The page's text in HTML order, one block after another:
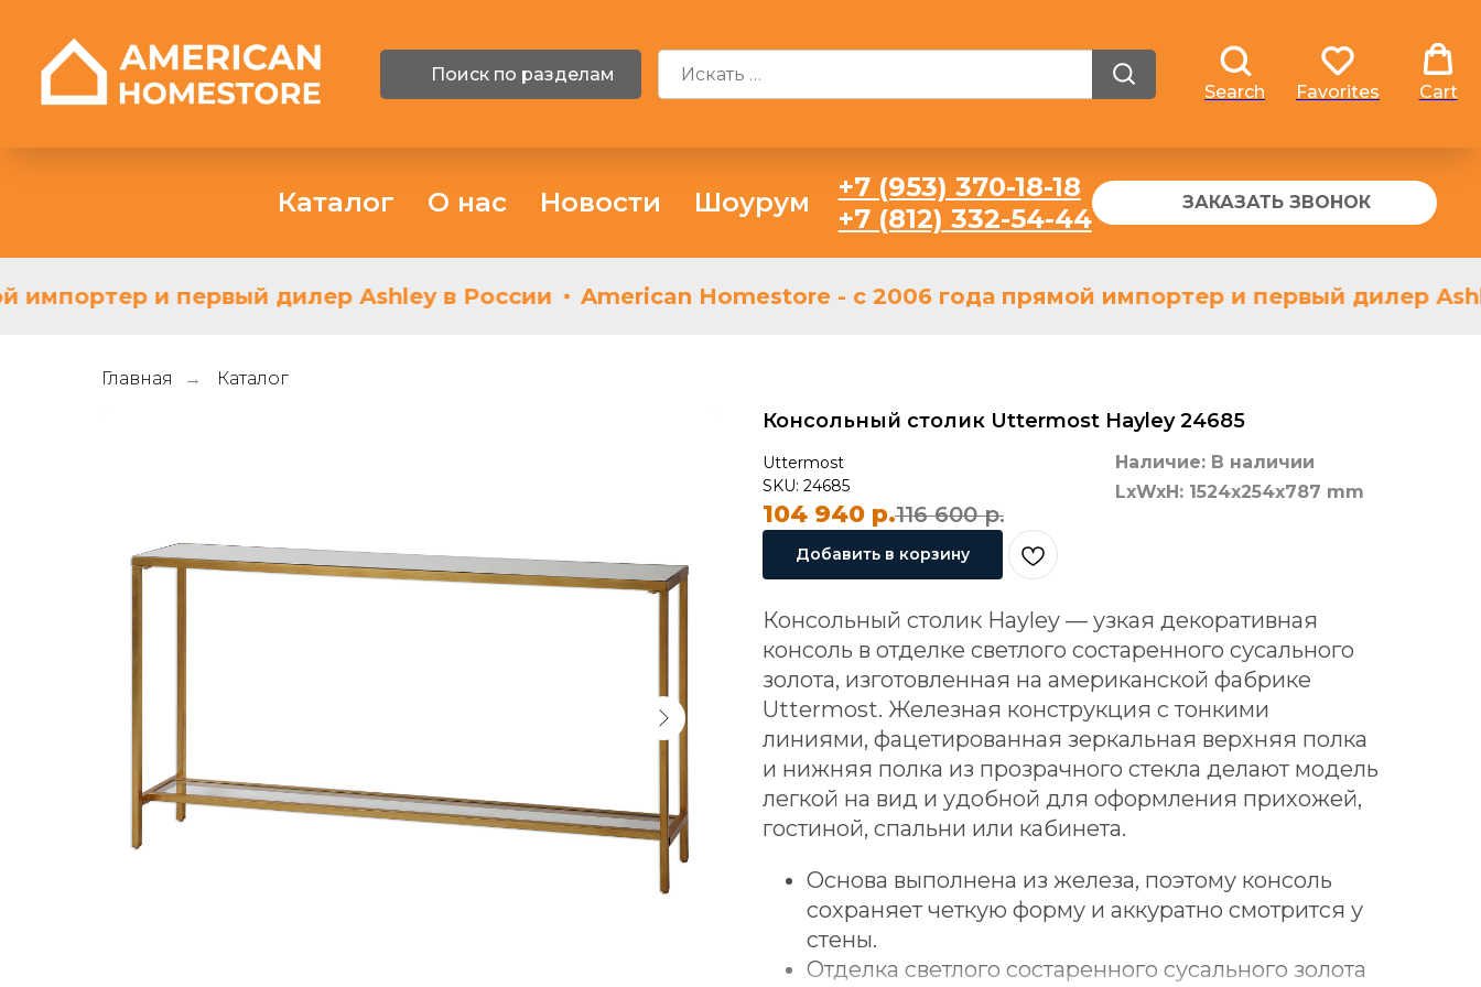
Поиск по разделам
Search
Favorites Cart
Каталог О нас Новости Шоурум
+7 (953) 370-18-18
+7 (812) 332-54-44
ЗАКАЗАТЬ ЗВОНОК
и первый дилер Ashley в России American Homestore - с 2006 года прямой импортер и первый дилер
Главная → Каталог
Консольный столик Uttermost Hayley 24685
Uttermost
SKU: 24685
104 940 р.116 600 р.
Добавить в корзину
Наличие: В наличии
LxWxH: 1524x254x787 mm
Консольный столик Hayley — узкая декоративная
консоль в отделке светлого состаренного сусального
золота, изготовленная на американской фабрике
Uttermost. Железная конструкция с тонкими
линиями, фацетированная зеркальная верхняя полка
и нижняя полка из прозрачного стекла делают модель
легкой на вид и удобной для оформления прихожей,
гостиной, спальни или кабинета.
Основа выполнена из железа, поэтому консоль
сохраняет четкую форму и аккуратно смотрится у
стены.
Отделка светлого состаренного сусального золота